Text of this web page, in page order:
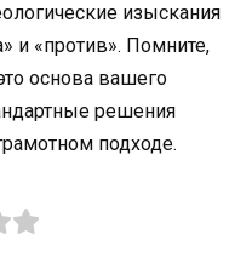
изыскания
и «против». Помните,
основа вашего
решения
подходе.